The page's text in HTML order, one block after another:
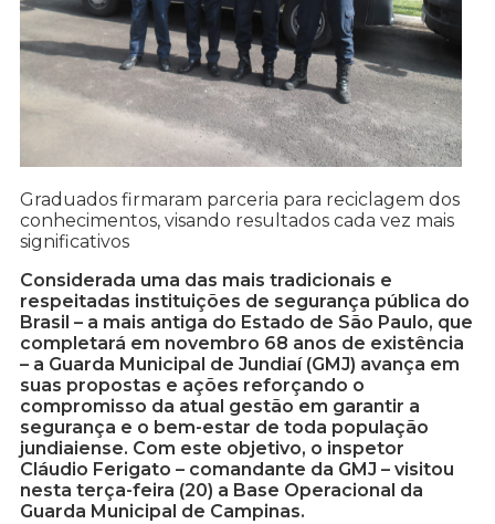
Graduados firmaram parceria para reciclagem dos
conhecimentos, visando resultados cada vez mais
significativos
Considerada uma das mais tradicionais e
respeitadas instituições de segurança pública do
Brasil – a mais antiga do Estado de São Paulo, que
completará em novembro 68 anos de existência
– a Guarda Municipal de Jundiaí (GMJ) avança em
suas propostas e ações reforçando o
compromisso da atual gestão em garantir a
segurança e o bem-estar de toda população
jundiaiense. Com este objetivo, o inspetor
Cláudio Ferigato – comandante da GMJ – visitou
nesta terça-feira (20) a Base Operacional da
Guarda Municipal de Campinas.